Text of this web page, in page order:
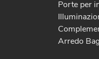
Porte per
Arredo